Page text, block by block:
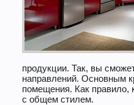
продукции. Так, вы
направлений. Основным
помещения. Как правило,
с общем стилем.